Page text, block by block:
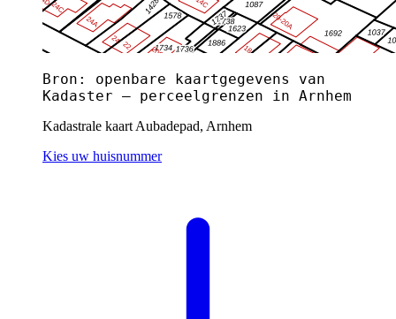
Bron: openbare kaartgegevens van
Kadaster — perceelgrenzen in Arnhem
Kadastrale kaart Aubadepad, Arnhem
Kies uw huisnummer